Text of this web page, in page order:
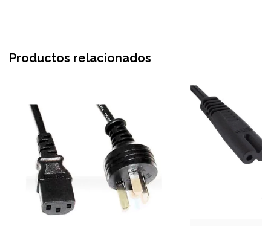
Productos relacionados